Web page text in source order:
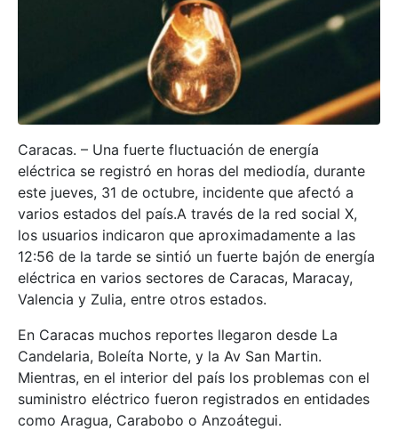
Caracas. – Una fuerte fluctuación de energía
eléctrica se registró en horas del mediodía, durante
este jueves, 31 de octubre, incidente que afectó a
varios estados del país.A través de la red social X,
los usuarios indicaron que aproximadamente a las
12:56 de la tarde se sintió un fuerte bajón de energía
eléctrica en varios sectores de Caracas, Maracay,
Valencia y Zulia, entre otros estados.
En Caracas muchos reportes llegaron desde La
Candelaria, Boleíta Norte, y la Av San Martin.
Mientras, en el interior del país los problemas con el
suministro eléctrico fueron registrados en entidades
como Aragua, Carabobo o Anzoátegui.